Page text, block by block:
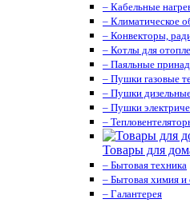
– Кабельные
– Климатическое
– Конвекторы,
– Котлы для
– Паяльные
– Пушки газовые
– Пушки
– Пушки
–
Товары для
– Бытовая техника
– Бытовая химия и
– Галантерея